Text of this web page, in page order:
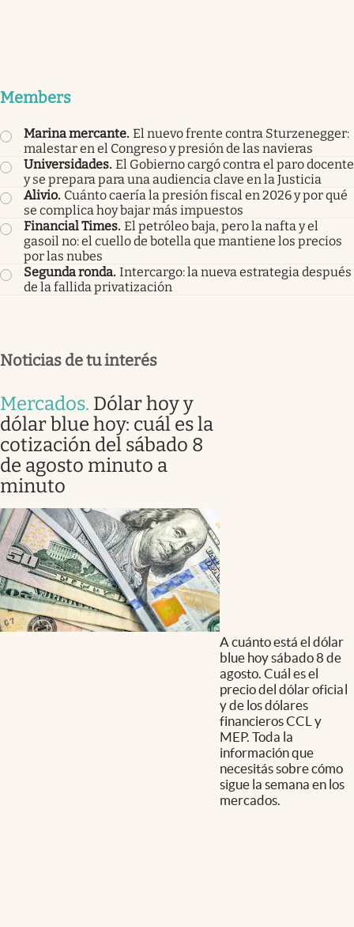
Members
Marina mercante. El nuevo frente contra Sturzenegger:
malestar en el Congreso y presión de las navieras
Universidades. El Gobierno cargó contra el paro docente
y se prepara para una audiencia clave en la Justicia
Alivio. Cuánto caería la presión fiscal en 2026 y por qué
se complica hoy bajar más impuestos
Financial Times. El petróleo baja, pero la nafta y el
gasoil no: el cuello de botella que mantiene los precios
por las nubes
Segunda ronda. Intercargo: la nueva estrategia después
de la fallida privatización
Noticias de tu interés
Mercados. Dólar hoy y
dólar blue hoy: cuál es la
cotización del sábado 8
de agosto minuto a
minuto
A cuánto está el dólar
blue hoy sábado 8 de
agosto. Cuál es el
precio del dólar oficial
y de los dólares
financieros CCL y
MEP. Toda la
información que
necesitás sobre cómo
sigue la semana en los
mercados.